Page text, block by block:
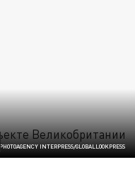
PHOTOAGENCY INTERPRESS/GLOBALLOOKPRESS